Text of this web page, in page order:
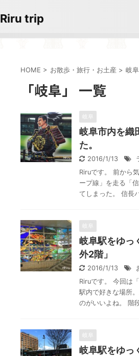
Riru trip
HOME > お散歩・旅行・お土産 > 岐阜
「岐阜」 一覧
岐阜
岐阜市内を織
た。
2016/1/13
Riruです。 前から
ープ線」を走る「
てしまった。 信長
岐阜
岐阜駅をゆっ
外2階」
2016/1/13
Riruです。 今回は
駅内で好きな場所
のがいいよね。 階
岐阜
岐阜駅をゆっ